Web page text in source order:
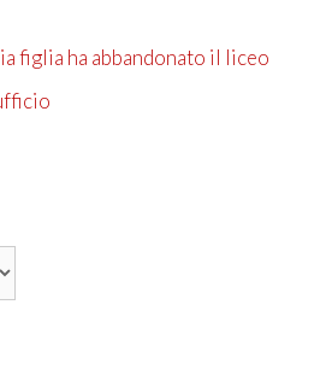
figlia ha abbandonato il liceo